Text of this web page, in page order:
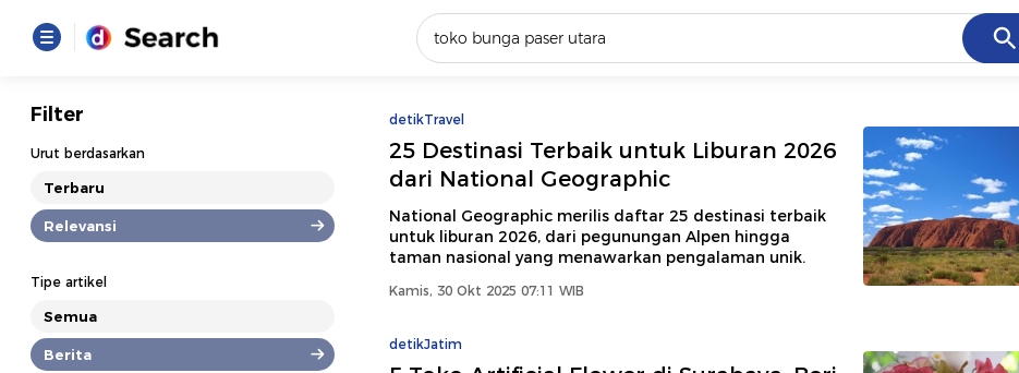
Cancel
Promoted
Terakhir yang dicari
Loading...
Filter
Urut berdasarkan
Terbaru
Relevansi
Tipe artikel
Semua
Berita
detikTravel
25 Destinasi Terbaik untuk Liburan 2026
dari National Geographic
National Geographic merilis daftar 25 destinasi terbaik
untuk liburan 2026, dari pegunungan Alpen hingga
taman nasional yang menawarkan pengalaman unik.
Kamis, 30 Okt 2025 07:11 WIB
detikJatim